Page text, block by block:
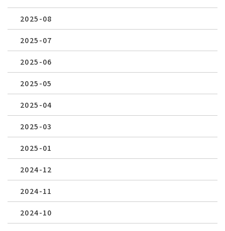
2025-08
2025-07
2025-06
2025-05
2025-04
2025-03
2025-01
2024-12
2024-11
2024-10